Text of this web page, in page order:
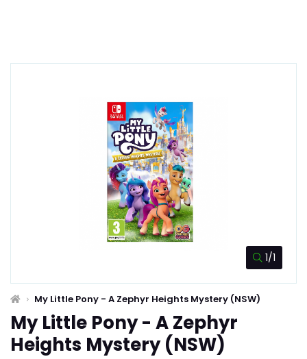
1/1
My Little Pony - A Zephyr Heights Mystery (NSW)
My Little Pony - A Zephyr
Heights Mystery (NSW)